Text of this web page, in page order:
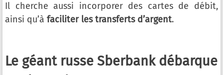
Il cherche aussi incorporer des cartes de débit,
ainsi qu’à faciliter les transferts d’argent.
Le géant russe Sberbank débarque